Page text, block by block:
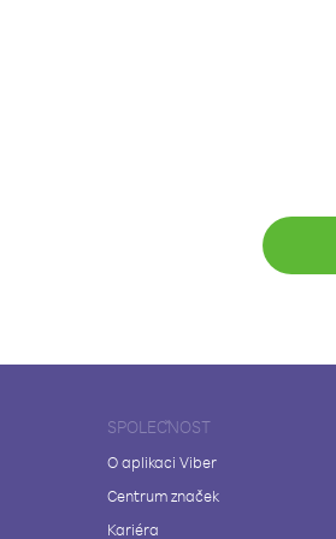
SPOLEČNOST
O aplikaci Viber
Centrum značek
Kariéra